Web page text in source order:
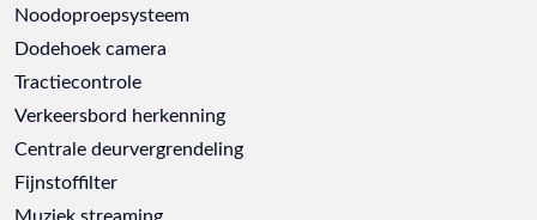
Noodoproepsysteem
Dodehoek camera
Tractiecontrole
Verkeersbord herkenning
Centrale deurvergrendeling
Fijnstoffilter
Muziek streaming